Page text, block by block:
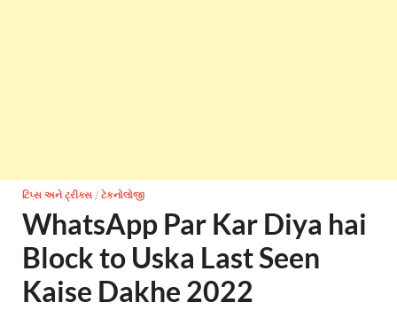
ટિપ્સ અને ટ્રીક્સ / ટેકનોલોજી
WhatsApp Par Kar Diya hai
Block to Uska Last Seen
Kaise Dakhe 2022